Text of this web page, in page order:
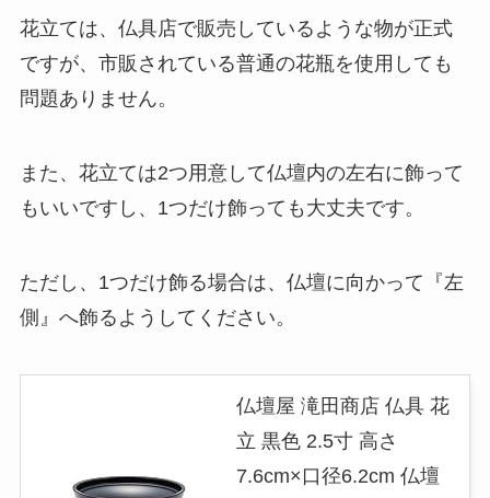
花立ては、仏具店で販売しているような物が正式
ですが、市販されている普通の花瓶を使用しても
問題ありません。
また、花立ては2つ用意して仏壇内の左右に飾って
もいいですし、1つだけ飾っても大丈夫です。
ただし、1つだけ飾る場合は、仏壇に向かって『左
側』へ飾るようしてください。
仏壇屋 滝田商店 仏具 花
立 黒色 2.5寸 高さ
7.6cm×口径6.2cm 仏壇